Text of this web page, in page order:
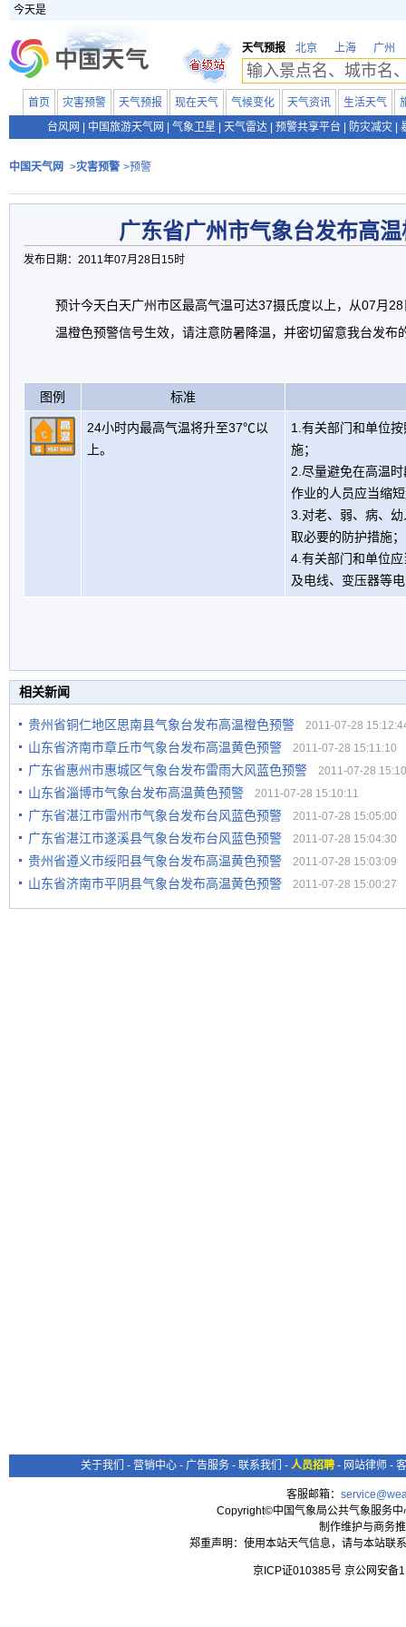
今天是
天气预报 北京 上海 广州
首页 灾害预警 天气预报 现在天气 气候变化 天气资讯 生活天气
台风网
中国旅游天气网 气象卫星 天气雷达 预警共享平台 防灾减灾
中国天气网 >灾害预警 >预警
广东省广州市气象台发布高
发布日期：2011年07月28日15时
预计今天白天广州市区最高气温可达37摄氏度以上，从07月
温橙色预警信号生效，请注意防暑降温，并密切留意我台发布
图例 标准
24小时内最高气温将升至37℃以
上。
1.有关部门和单位
施；
2.尽量避免在高温
作业的人员应当缩
3.对老、弱、病、
取必要的防护措施；
4.有关部门和单位
及电线、变压器等
相关新闻
贵州省铜仁地区思南县气象台发布高温橙色预警 2011-07-28
山东省济南市章丘市气象台发布高温黄色预警 2011-07-28 15:11:10
广东省惠州市惠城区气象台发布雷雨大风蓝色预警 2011-07-28
山东省淄博市气象台发布高温黄色预警 2011-07-28 15:10:11
广东省湛江市雷州市气象台发布台风蓝色预警 2011-07-28 15:05:00
广东省湛江市遂溪县气象台发布台风蓝色预警 2011-07-28 15:04:30
贵州省遵义市绥阳县气象台发布高温黄色预警 2011-07-28 15:03:09
山东省济南市平阴县气象台发布高温黄色预警 2011-07-28 15:00:27
关于我们 - 营销中心 - 广告服务 - 联系我们 - 人员招聘 - 网站律师 -
客服邮箱：
Copyright©中国气象局公共气象服务
制作维护与商务
郑重声明：使用本站天气信息，请与本站联
京ICP证010385号 京公网安备